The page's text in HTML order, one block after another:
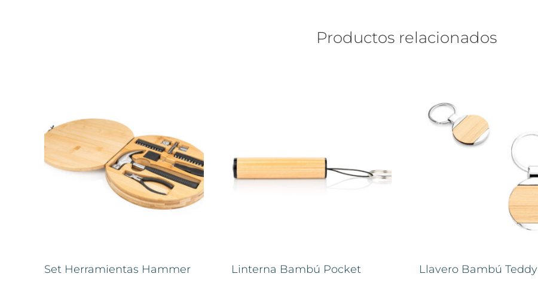
Productos relacionados
Set Herramientas Hammer Linterna Bambú Pocket Llavero Bambú Teddy